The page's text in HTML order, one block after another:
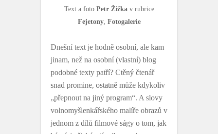
Text a foto Petr Žižka v rubrice
Fejetony, Fotogalerie
Dnešní text je hodně osobní, ale kam
jinam, než na osobní (vlastní) blog
podobné texty patří? Ctěný čtenář
snad promine, ostatně může kdykoliv
„přepnout na jiný program“. A slovy
volnomyšlenkářského malíře obrazů v
jednom z dílů filmové ságy o tom, jak